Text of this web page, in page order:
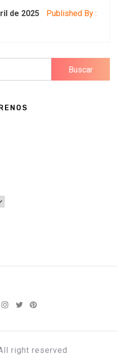
de 2025
Published By :
right reserved